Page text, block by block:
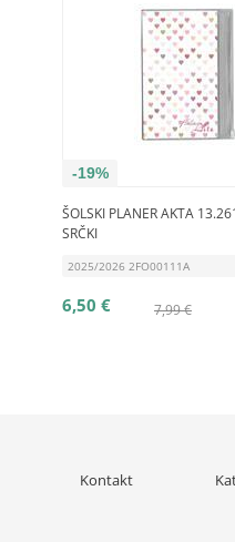
-19%
ŠOLSKI PLANER AKTA
SRČKI
2025/2026 2FO00111A
7,99 €
6,50 €
Kontakt